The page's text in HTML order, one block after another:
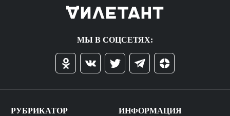
МЫ В СОЦСЕТЯХ:
РУБРИКАТОР ИНФОРМАЦИЯ